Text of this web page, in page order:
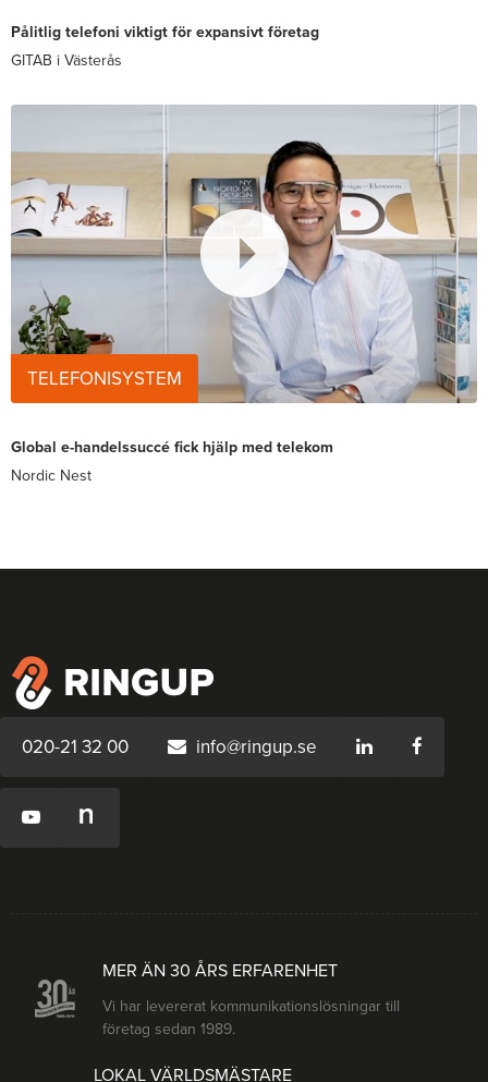
Pålitlig telefoni viktigt för expansivt företag
GITAB i Västerås
TELEFONISYSTEM
Global e-handelssuccé fick hjälp med telekom
Nordic Nest
020-21 32 00 info@ringup.se
MER ÄN 30 ÅRS ERFARENHET
Vi har levererat kommunikationslösningar till
företag sedan 1989.
LOKAL VÄRLDSMÄSTARE